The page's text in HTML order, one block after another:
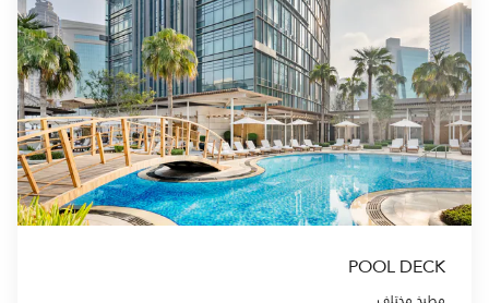
POOL DECK